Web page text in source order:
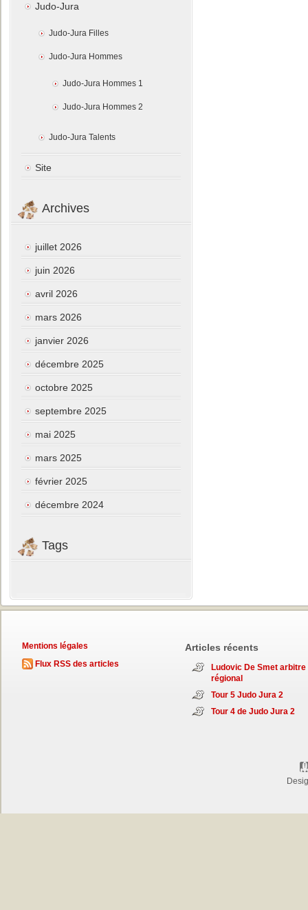
Judo-Jura
Judo-Jura Filles
Judo-Jura Hommes
Judo-Jura Hommes 1
Judo-Jura Hommes 2
Judo-Jura Talents
Site
Archives
juillet 2026
juin 2026
avril 2026
mars 2026
janvier 2026
décembre 2025
octobre 2025
septembre 2025
mai 2025
mars 2025
février 2025
décembre 2024
Tags
Mentions légales
Flux RSS des articles
Articles récents
Ludovic De Smet arbitre
régional
Tour 5 Judo Jura 2
Tour 4 de Judo Jura 2